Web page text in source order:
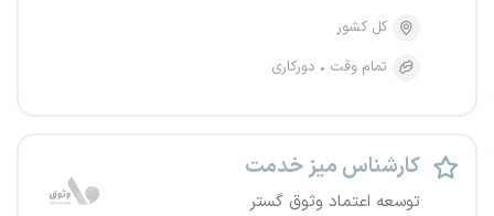
کل کشور
تمام وقت
دورکاری
کارشناس میز خدمت
توسعه اعتماد وثوق گستر